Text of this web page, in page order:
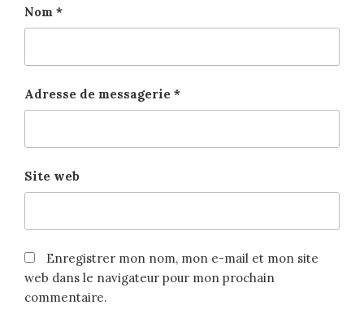
Nom *
Adresse de messagerie *
Site web
Enregistrer mon nom, mon e-mail et mon site
web dans le navigateur pour mon prochain
commentaire.